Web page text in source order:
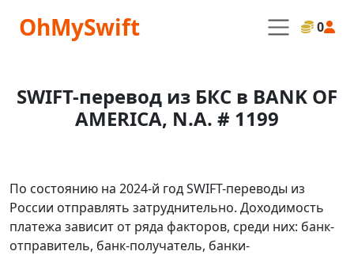
OhMySwift 0
SWIFT-перевод из БКС в BANK OF
AMERICA, N.A. # 1199
По состоянию на 2024-й год SWIFT-переводы из
России отправлять затруднительно. Доходимость
платежа зависит от ряда факторов, среди них: банк-
отправитель, банк-получатель, банки-